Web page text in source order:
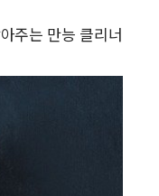
주는 만능 클리너